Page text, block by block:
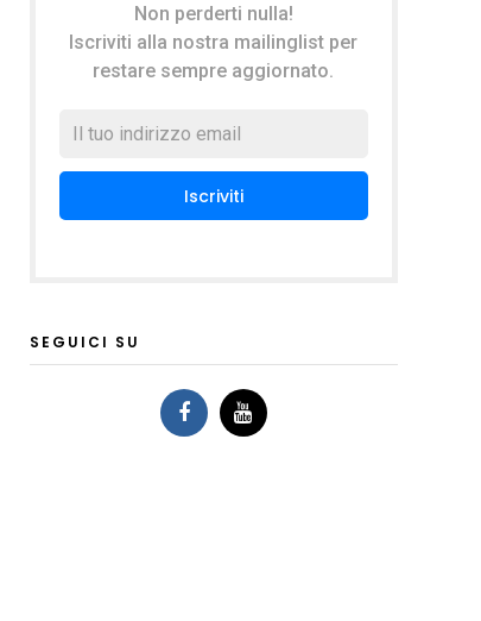
Non perderti nulla!
Iscriviti alla nostra mailinglist per
restare sempre aggiornato.
SEGUICI SU